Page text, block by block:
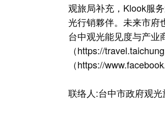
观旅局补充，Klook服
光行销夥伴。未来市府
台中观光能见度与产业
（https://
（https://
联络人:台中市政府观